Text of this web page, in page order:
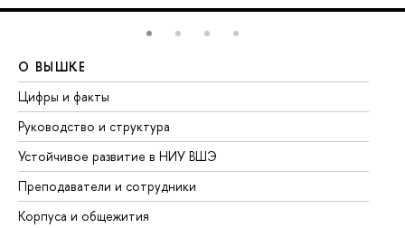
О ВЫШКЕ
Цифры и факты
Руководство и структура
Устойчивое развитие в НИУ ВШЭ
Преподаватели и сотрудники
Корпуса и общежития